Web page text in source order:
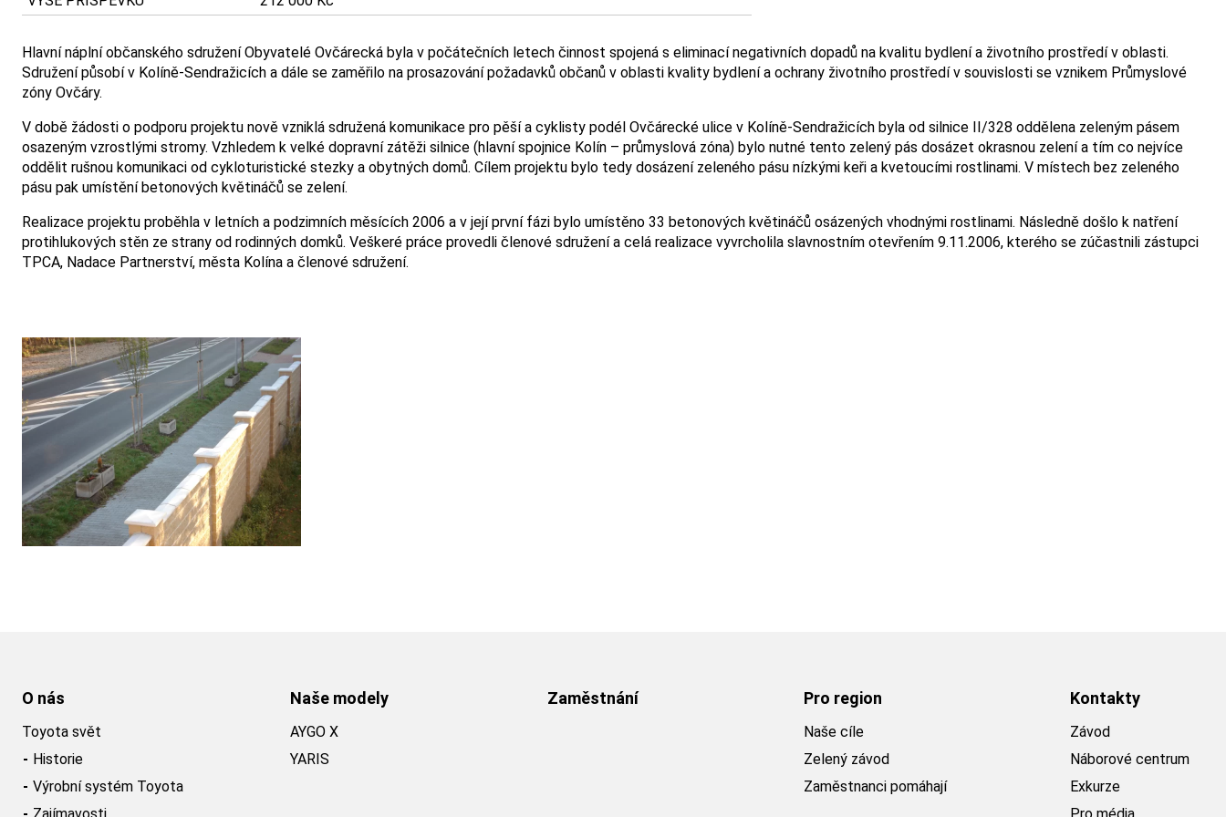
Hlavní náplní občanského sdružení Obyvatelé Ovčárecká byla v počátečních letech činnost spojená s eliminací negativních dopadů na kvalitu bydlení a životního prostředí v oblasti.
Sdružení působí v Kolíně-Sendražicích a dále se zaměřilo na prosazování požadavků občanů v oblasti kvality bydlení a ochrany životního prostředí v souvislosti se vznikem Průmyslové
zóny Ovčáry.
V době žádosti o podporu projektu nově vzniklá sdružená komunikace pro pěší a cyklisty podél Ovčárecké ulice v Kolíně-Sendražicích byla od silnice II/328 oddělena zeleným pásem
osazeným vzrostlými stromy. Vzhledem k velké dopravní zátěži silnice (hlavní spojnice Kolín – průmyslová zóna) bylo nutné tento zelený pás dosázet okrasnou zelení a tím co nejvíce
oddělit rušnou komunikaci od cykloturistické stezky a obytných domů. Cílem projektu bylo tedy dosázení zeleného pásu nízkými keři a kvetoucími rostlinami. V místech bez zeleného
pásu pak umístění betonových květináčů se zelení.
Realizace projektu proběhla v letních a podzimních měsících 2006 a v její první fázi bylo umístěno 33 betonových květináčů osázených vhodnými rostlinami. Následně došlo k natření
protihlukových stěn ze strany od rodinných domků. Veškeré práce provedli členové sdružení a celá realizace vyvrcholila slavnostním otevřením 9.11.2006, kterého se zúčastnili zástupci
TPCA, Nadace Partnerství, města Kolína a členové sdružení.
O nás
Toyota svět
Historie
Výrobní systém Toyota
Naše modely
AYGO X
YARIS
Zaměstnání Pro region
Naše cíle
Zelený závod
Zaměstnanci pomáhají
Kontakty
Závod
Náborové centrum
Exkurze